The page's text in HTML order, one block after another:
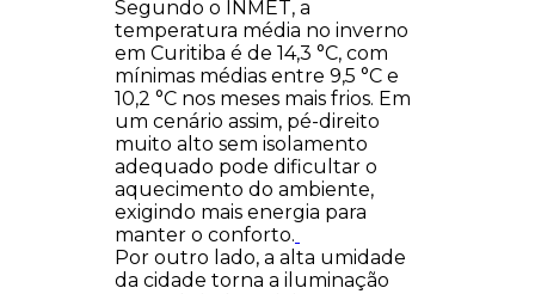
Segundo o INMET, a
temperatura média no inverno
em Curitiba é de 14,3 °C, com
mínimas médias entre 9,5 °C e
10,2 °C nos meses mais frios. Em
um cenário assim, pé-direito
muito alto sem isolamento
adequado pode dificultar o
aquecimento do ambiente,
exigindo mais energia para
manter o conforto.
Por outro lado, a alta umidade
da cidade torna a iluminação